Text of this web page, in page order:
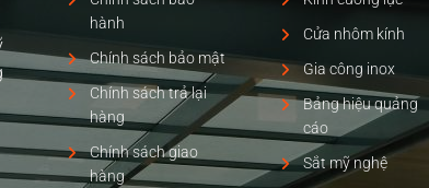
hành
Chính sách bảo mật
Chính sách trả lại
hàng
Chính sách giao
hàng
Cửa nhôm kính
Gia công inox
Bảng hiệu quảng
cáo
Sắt mỹ nghệ